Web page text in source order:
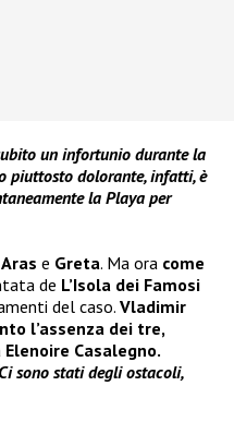
un infortunio durante la
piuttosto dolorante, infatti, è
la Playa per
Aras e Greta. Ma ora come
de L’Isola dei Famosi
del caso. Vladimir
l’assenza dei tre,
Elenoire Casalegno.
sono stati degli ostacoli,